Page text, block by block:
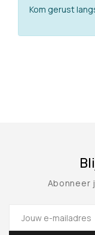
Kom gerust
Abonneer